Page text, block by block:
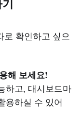
확인하고 싶으
해 보세요!
하고, 대시보드마
용하실 수 있어